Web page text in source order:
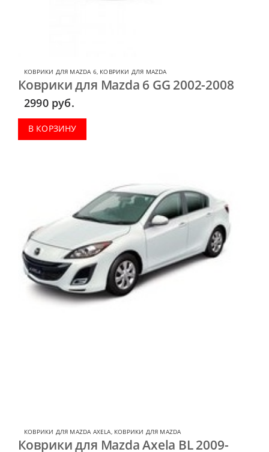
КОВРИКИ ДЛЯ MAZDA 6, КОВРИКИ ДЛЯ MAZDA
Коврики для Mazda 6 GG 2002-2008
2990 руб.
В КОРЗИНУ
КОВРИКИ ДЛЯ MAZDA AXELA КОВРИКИ ДЛЯ MAZDA
Коврики для Mazda Axela BL 2009-